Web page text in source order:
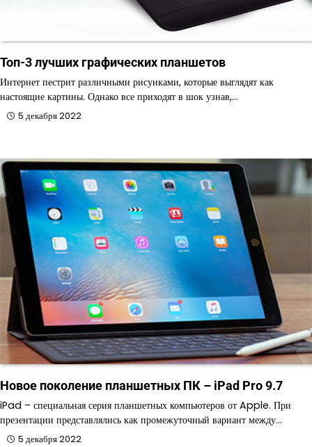
Топ-3 лучших графических планшетов
Интернет пестрит различными рисунками, которые выглядят как
настоящие картины. Однако все приходят в шок узнав,…
5 декабря 2022
Новое поколение планшетных ПК – iPad Pro 9.7
iPad – специальная серия планшетных компьютеров от Apple. При
презентации представлялись как промежуточный вариант между…
5 декабря 2022